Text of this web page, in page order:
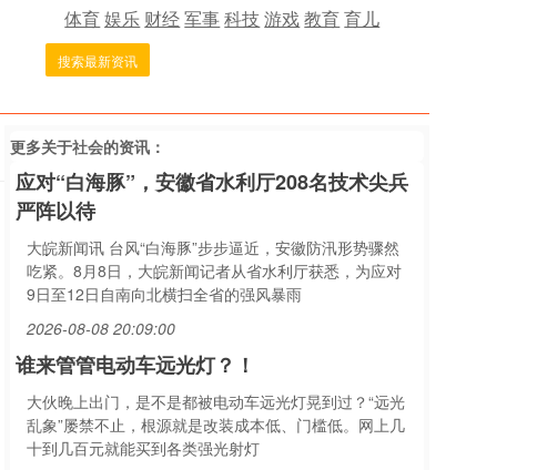
体育娱乐 财经军事科技游戏教育育儿
搜索最新资讯
更多关于社会的资讯：
应对“白海豚”，安徽省水利厅208名技术尖兵
严阵以待
大皖新闻讯 台风“白海豚”步步逼近，安徽防汛形势骤然
吃紧。8月8日，大皖新闻记者从省水利厅获悉，为应对
9日至12日自南向北横扫全省的强风暴雨
2026-08-08 20:09:00
谁来管管电动车远光灯？！
大伙晚上出门，是不是都被电动车远光灯晃到过？“远光
乱象”屡禁不止，根源就是改装成本低、门槛低。网上几
十到几百元就能买到各类强光射灯